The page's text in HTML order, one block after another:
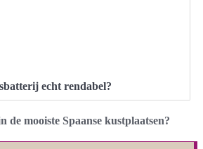
echt rendabel?
de mooiste Spaanse kustplaatsen?